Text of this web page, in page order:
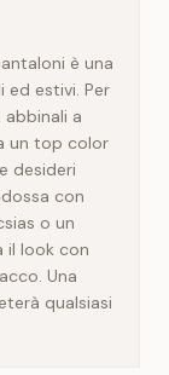
è una
ed estivi. Per
a
un top color
desideri
con
o un
il look con
Una
qualsiasi